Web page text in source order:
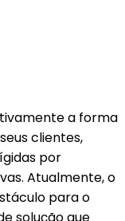
a forma
clientes,
por
Atualmente, o
para o
solução que